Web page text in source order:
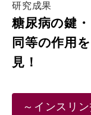
研究成果
糖尿病の鍵
同等の作用
見！
～インスリ